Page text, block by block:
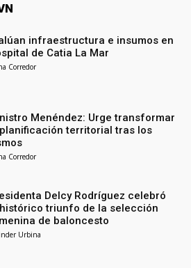
infraestructura e insumos en
de Catia La Mar
Corredor
Menéndez: Urge transformar
planificación territorial tras los
Corredor
Delcy Rodríguez celebró
triunfo de la selección
de baloncesto
Urbina